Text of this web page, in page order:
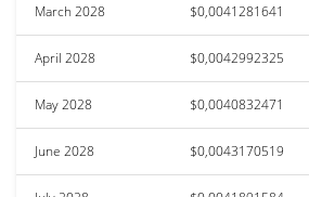
March 2028 $0,0041281641
April 2028 $0,0042992325
May 2028 $0,0040832471
June 2028 $0,0043170519